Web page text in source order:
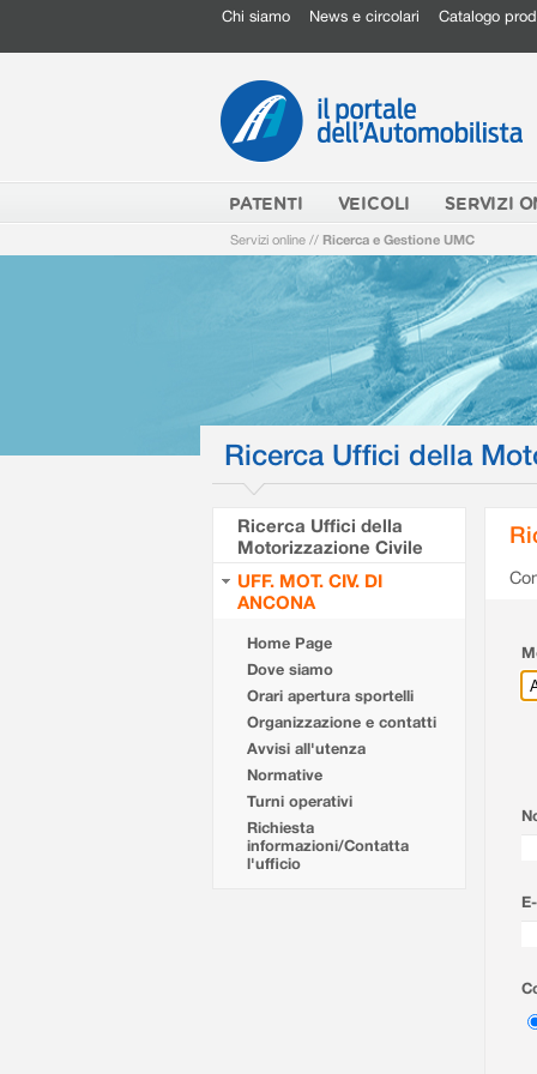
Chi siamo News e circolari Catalogo
PATENTI VEICOLI SERVIZI
Servizi online // Ricerca e Gestione UMC
Ricerca Uffici della
Ricerca Uffici della
Motorizzazione Civile
UFF. MOT. CIV. DI
ANCONA
Home Page
Dove siamo
Orari apertura sportelli
Organizzazione e contatti
Avvisi all'utenza
Normative
Turni operativi
Richiesta
informazioni/Contatta
l'ufficio